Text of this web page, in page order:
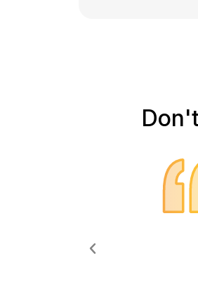
semua dalam satu